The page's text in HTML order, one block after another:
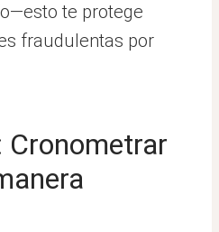
te protege
fraudulentas por
Cronometrar